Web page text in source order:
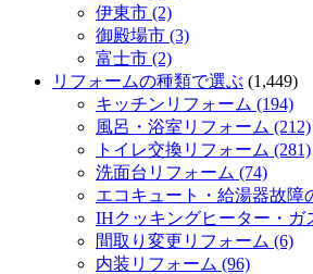
伊東市 (2)
御殿場市 (3)
富士市 (2)
リフォームの種類で選ぶ (1,449)
キッチンリフォーム (194)
風呂・浴室リフォーム (212)
トイレ交換リフォーム (281)
洗面台リフォーム (74)
エコキュート・給湯器故障
IHクッキングヒーター・ガ
間取り変更リフォーム (6)
内装リフォーム (96)